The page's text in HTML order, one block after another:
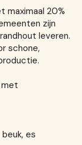
maximaal 20%
zijn
leveren.
schone,
es